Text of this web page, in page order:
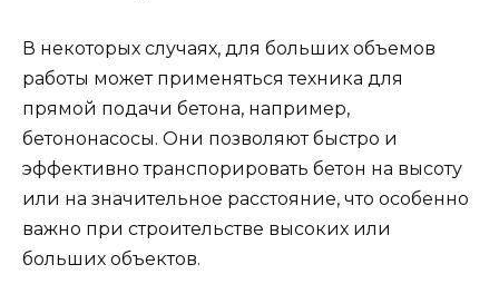
В некоторых случаях, для больших объемов
работы может применяться техника для
прямой подачи бетона, например,
бетононасосы. Они позволяют быстро и
эффективно транспорировать бетон на высоту
или на значительное расстояние, что особенно
важно при строительстве высоких или
больших объектов.